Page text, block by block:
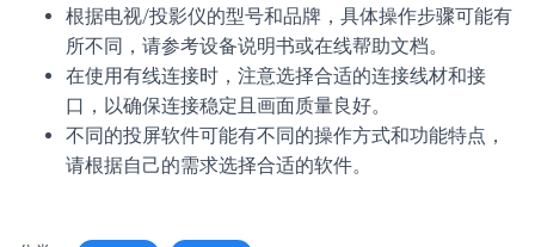
根据电视/投影仪的型号和品牌，具体操作步骤可能有
所不同，请参考设备说明书或在线帮助文档。
在使用有线连接时，注意选择合适的连接线材和接
口，以确保连接稳定且画面质量良好。
不同的投屏软件可能有不同的操作方式和功能特点，
请根据自己的需求选择合适的软件。